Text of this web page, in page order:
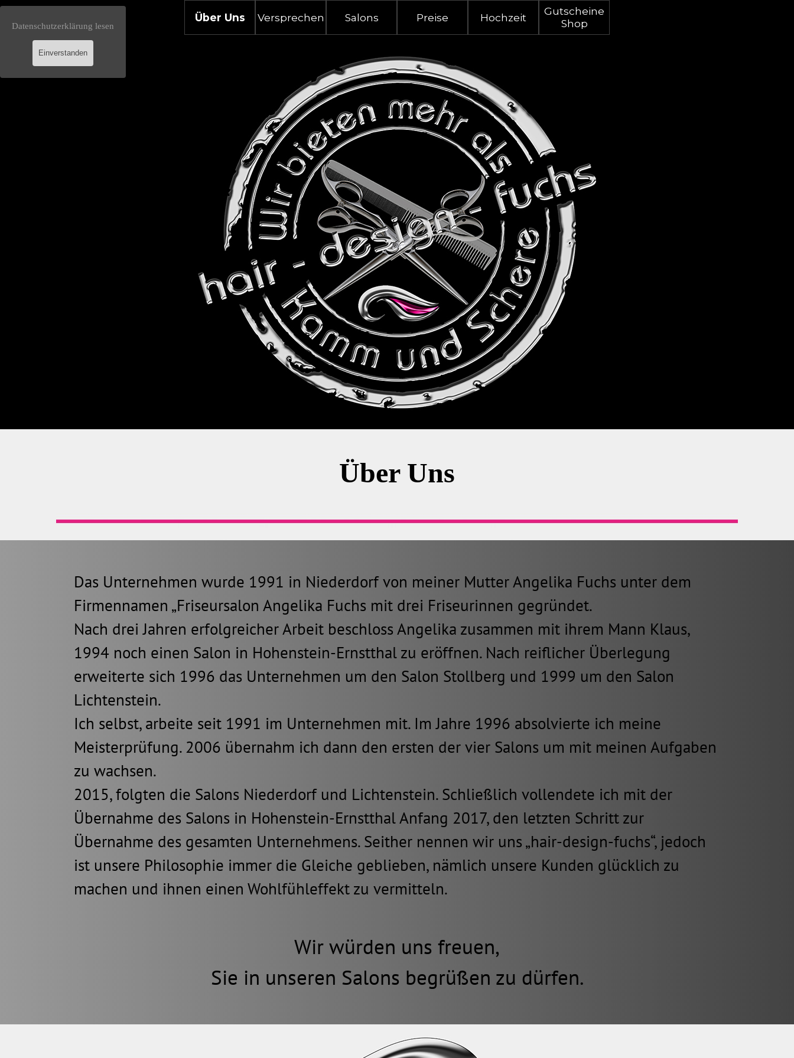
Datenschutzerklärung lesen
Einverstanden
Direkt zum Seiteninhalt
Über Uns Versprechen Salons Preise Hochzeit
Gutscheine
Shop
Über Uns
Das Unternehmen wurde 1991 in Niederdorf von meiner Mutter Angelika Fuchs unter dem
Firmennamen „Friseursalon Angelika Fuchs mit drei Friseurinnen gegründet.
Nach drei Jahren erfolgreicher Arbeit beschloss Angelika zusammen mit ihrem Mann Klaus,
1994 noch einen Salon in Hohenstein-Ernstthal zu eröffnen. Nach reiflicher Überlegung
erweiterte sich 1996 das Unternehmen um den Salon Stollberg und 1999 um den Salon
Lichtenstein.
Ich selbst, arbeite seit 1991 im Unternehmen mit. Im Jahre 1996 absolvierte ich meine
Meisterprüfung. 2006 übernahm ich dann den ersten der vier Salons um mit meinen Aufgaben
zu wachsen.
2015, folgten die Salons Niederdorf und Lichtenstein. Schließlich vollendete ich mit der
Übernahme des Salons in Hohenstein-Ernstthal Anfang 2017, den letzten Schritt zur
Übernahme des gesamten Unternehmens. Seither nennen wir uns „hair-design-fuchs“, jedoch
ist unsere Philosophie immer die Gleiche geblieben, nämlich unsere Kunden glücklich zu
machen und ihnen einen Wohlfühleffekt zu vermitteln.
Wir würden uns freuen,
Sie in unseren Salons begrüßen zu dürfen.